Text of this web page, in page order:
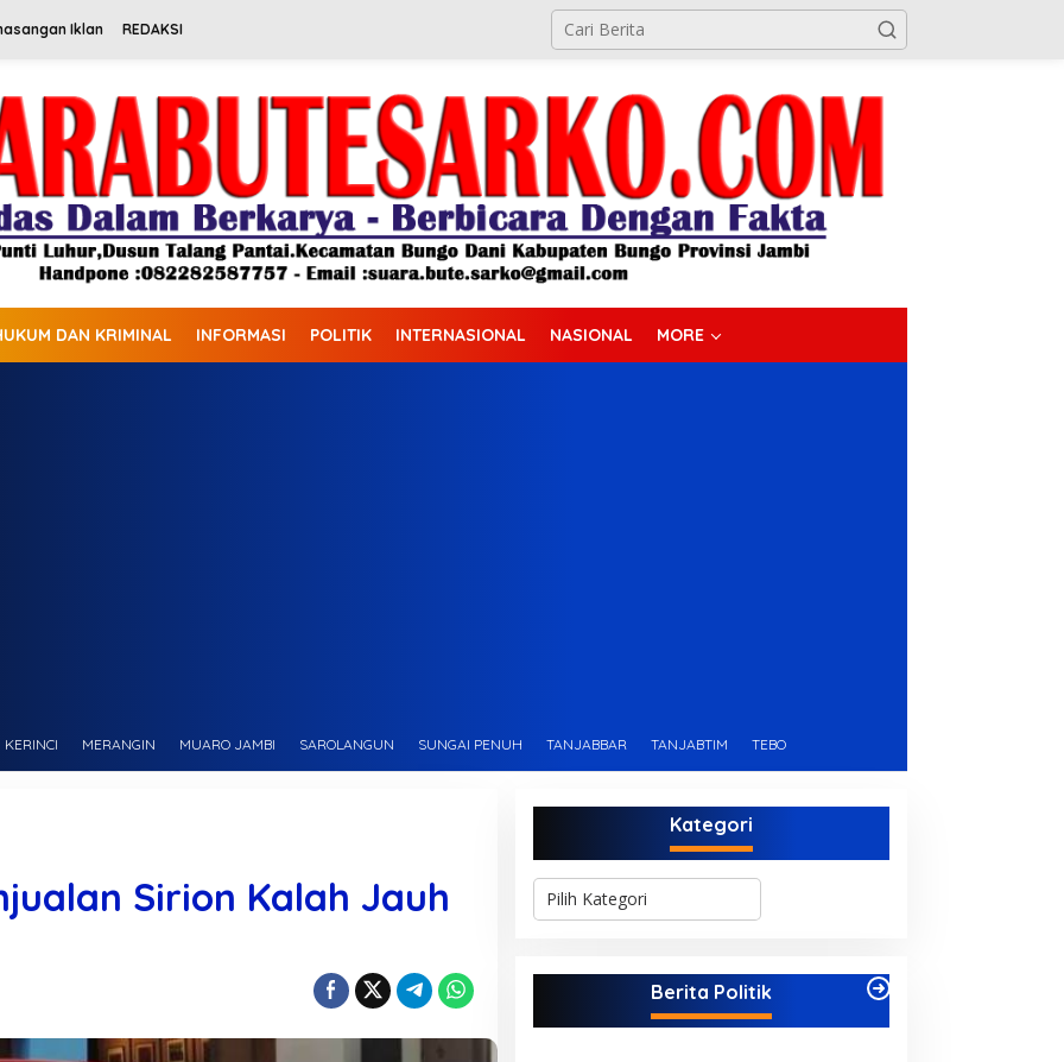
Iklan REDAKSI
DAN KRIMINAL INFORMASI POLITIK INTERNASIONAL NASIONAL MORE
KERINCI MERANGIN MUARO JAMBI SAROLANGUN SUNGAI PENUH TANJABBAR TANJABTIM TEBO
Sirion Kalah Jauh
Kategori
K
g
Berita Politik